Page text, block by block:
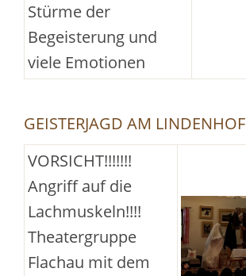
Stürme der
Begeisterung und
viele Emotionen
GEISTERJAGD AM LINDENHOF
VORSICHT!!!!!!!
Angriff auf die
Lachmuskeln!!!!
Theatergruppe
Flachau mit dem